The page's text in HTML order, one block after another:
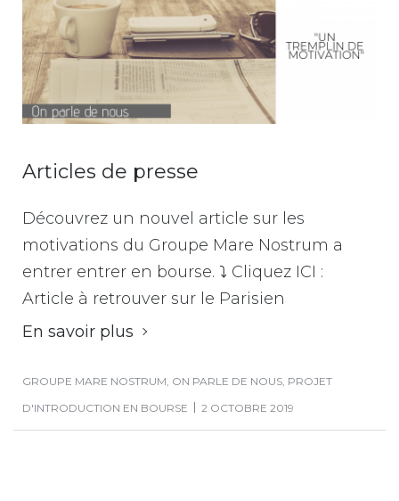
Articles de presse
Découvrez un nouvel article sur les
motivations du Groupe Mare Nostrum a
entrer entrer en bourse. ⤵ Cliquez ICI :
Article à retrouver sur le Parisien
En savoir plus
GROUPE MARE NOSTRUM, ON PARLE DE NOUS, PROJET
D'INTRODUCTION EN BOURSE
2 OCTOBRE 2019